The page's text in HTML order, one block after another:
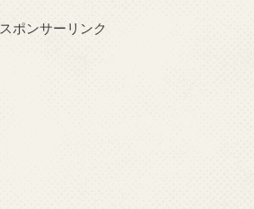
スポンサーリンク